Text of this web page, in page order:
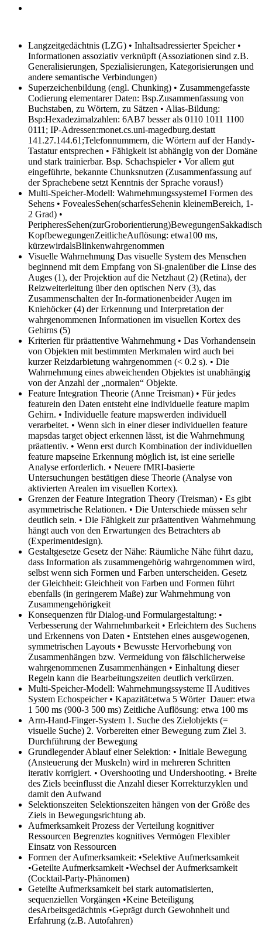
Langzeitgedächtnis (LZG) • Inhaltsadressierter Speicher •
Informationen assoziativ verknüpft (Assoziationen sind z.B.
Generalisierungen, Spezialisierungen, Kategorisierungen und
andere semantische Verbindungen)
Superzeichenbildung (engl. Chunking) • Zusammengefasste
Codierung elementarer Daten: Bsp.Zusammenfassung von
Buchstaben, zu Wörtern, zu Sätzen • Alias-Bildung:
Bsp:Hexadezimalzahlen: 6AB7 besser als 0110 1011 1100
0111; IP-Adressen:monet.cs.uni-magedburg.destatt
141.27.144.61;Telefonnummern, die Wörtern auf der Handy-
Tastatur entsprechen • Fähigkeit ist abhängig von der Domäne
und stark trainierbar. Bsp. Schachspieler • Vor allem gut
eingeführte, bekannte Chunksnutzen (Zusammenfassung auf
der Sprachebene setzt Kenntnis der Sprache voraus!)
Multi-Speicher-Modell: WahrnehmungssystemeI Formen des
Sehens • FovealesSehen(scharfesSehenin kleinemBereich, 1-
2 Grad) •
KopfbewegungenZeitlicheAuflösung: etwa100 ms,
kürzewirdalsBlinkenwahrgenommen
Visuelle Wahrnehmung Das visuelle System des Menschen
beginnend mit dem Empfang von Si-gnalenüber die Linse des
Auges (1), der Projektion auf die Netzhaut (2) (Retina), der
Reizweiterleitung über den optischen Nerv (3), das
Zusammenschalten der In-formationenbeider Augen im
Kniehöcker (4) der Erkennung und Interpretation der
wahrgenommenen Informationen im visuellen Kortex des
Gehirns (5)
Kriterien für präattentive Wahrnehmung • Das Vorhandensein
von Objekten mit bestimmten Merkmalen wird auch bei
kurzer Reizdarbietung wahrgenommen (< 0.2 s). • Die
Wahrnehmung eines abweichenden Objektes ist unabhängig
von der Anzahl der „normalen“ Objekte.
Feature Integration Theorie (Anne Treisman) • Für jedes
featurein den Daten entsteht eine individuelle feature mapim
Gehirn. • Individuelle feature mapswerden individuell
verarbeitet. • Wenn sich in einer dieser individuellen feature
mapsdas target object erkennen lässt, ist die Wahrnehmung
präattentiv. • Wenn erst durch Kombination der individuellen
feature mapseine Erkennung möglich ist, ist eine serielle
Analyse erforderlich. • Neuere fMRI-basierte
Untersuchungen bestätigen diese Theorie (Analyse von
aktivierten Arealen im visuellen Kortex).
Grenzen der Feature Integration Theory (Treisman) • Es gibt
asymmetrische Relationen. • Die Unterschiede müssen sehr
deutlich sein. • Die Fähigkeit zur präattentiven Wahrnehmung
hängt auch von den Erwartungen des Betrachters ab
(Experimentdesign).
Gestaltgesetze Gesetz der Nähe: Räumliche Nähe führt dazu,
dass Information als zusammengehörig wahrgenommen wird,
selbst wenn sich Formen und Farben unterscheiden. Gesetz
der Gleichheit: Gleichheit von Farben und Formen führt
ebenfalls (in geringerem Maße) zur Wahrnehmung von
Zusammengehörigkeit
Konsequenzen für Dialog-und Formulargestaltung: •
Verbesserung der Wahrnehmbarkeit • Erleichtern des Suchens
und Erkennens von Daten • Entstehen eines ausgewogenen,
symmetrischen Layouts • Bewusste Hervorhebung von
Zusammenhängen bzw. Vermeidung von fälschlicherweise
wahrgenommenen Zusammenhängen • Einhaltung dieser
Regeln kann die Bearbeitungszeiten deutlich verkürzen.
Multi-Speicher-Modell: Wahrnehmungssysteme II Auditives
System Echospeicher • Kapazität:etwa 5 Wörter Dauer: etwa
1 500 ms (900-3 500 ms) Zeitliche Auflösung: etwa 100 ms
Arm-Hand-Finger-System 1. Suche des Zielobjekts (=
visuelle Suche) 2. Vorbereiten einer Bewegung zum Ziel 3.
Durchführung der Bewegung
Grundlegender Ablauf einer Selektion: • Initiale Bewegung
(Ansteuerung der Muskeln) wird in mehreren Schritten
iterativ korrigiert. • Overshooting und Undershooting. • Breite
des Ziels beeinflusst die Anzahl dieser Korrekturzyklen und
damit den Aufwand
Selektionszeiten Selektionszeiten hängen von der Größe des
Ziels in Bewegungsrichtung ab.
Aufmerksamkeit Prozess der Verteilung kognitiver
Ressourcen Begrenztes kognitives Vermögen Flexibler
Einsatz von Ressourcen
Formen der Aufmerksamkeit: •Selektive Aufmerksamkeit
•Geteilte Aufmerksamkeit •Wechsel der Aufmerksamkeit
(Cocktail-Party-Phänomen)
Geteilte Aufmerksamkeit bei stark automatisierten,
sequenziellen Vorgängen •Keine Beteiligung
desArbeitsgedächtnis •Geprägt durch Gewohnheit und
Erfahrung (z.B. Autofahren)